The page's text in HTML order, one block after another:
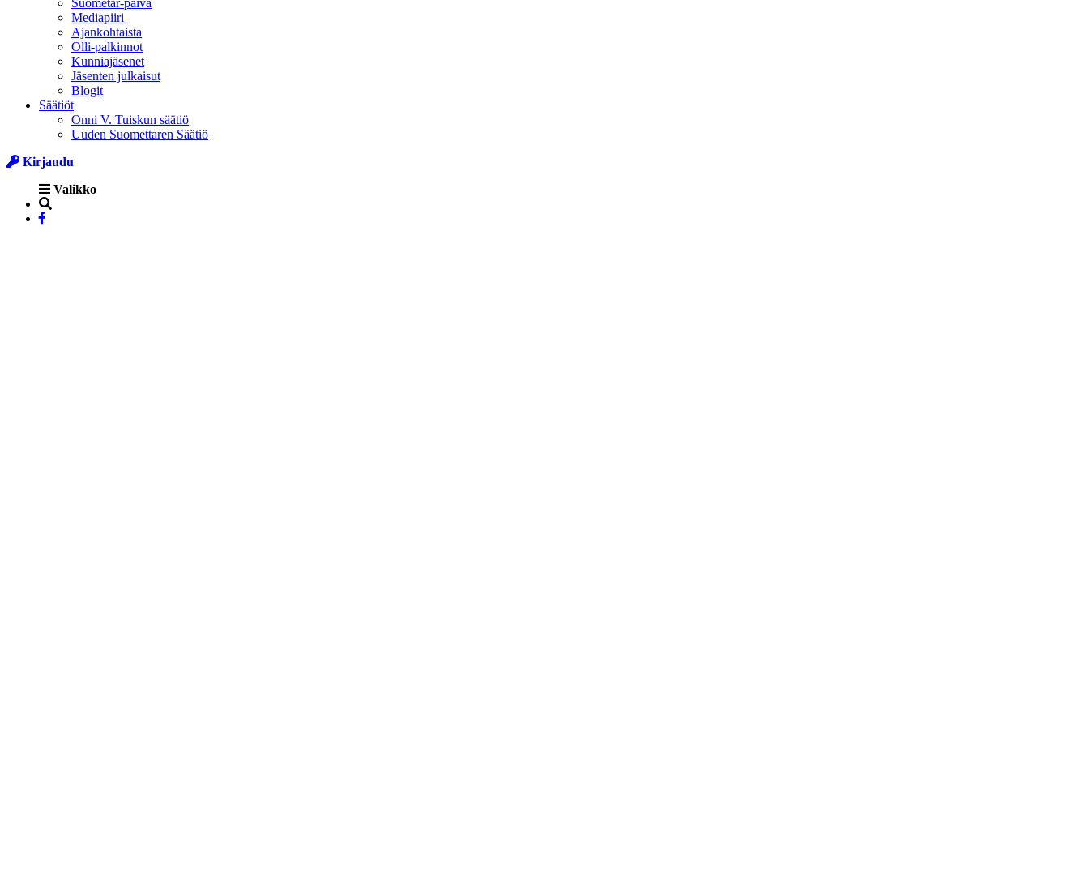
Mediapiiri
Ajankohtaista
Olli-palkinnot
Kunniajäsenet
Jäsenten julkaisut
Blogit
Säätiöt
Onni V. Tuiskun säätiö
Uuden Suomettaren Säätiö
Kirjaudu
Valikko